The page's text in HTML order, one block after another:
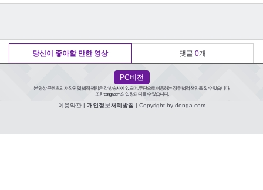
당신이 좋아할 만한 영상 댓글 0개
PC버전
본 영상 콘텐츠의 저작권 및 법적 책임은 각 방송사에 있으며, 무단으로 이용하는 경우 법적 책임을 질 수 있습니다.
또한 donga.com의 입장과 다를 수 있습니다.
이용약관| 개인정보처리방침 | Copyright by donga.com